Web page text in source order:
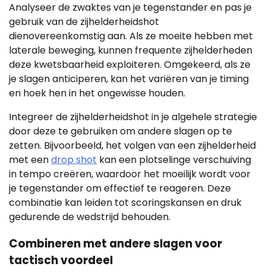
Analyseer de zwaktes van je tegenstander en pas je
gebruik van de zijhelderheidshot
dienovereenkomstig aan. Als ze moeite hebben met
laterale beweging, kunnen frequente zijhelderheden
deze kwetsbaarheid exploiteren. Omgekeerd, als ze
je slagen anticiperen, kan het variëren van je timing
en hoek hen in het ongewisse houden.
Integreer de zijhelderheidshot in je algehele strategie
door deze te gebruiken om andere slagen op te
zetten. Bijvoorbeeld, het volgen van een zijhelderheid
met eendrop shot kan een plotselinge verschuiving
in tempo creëren, waardoor het moeilijk wordt voor
je tegenstander om effectief te reageren. Deze
combinatie kan leiden tot scoringskansen en druk
gedurende de wedstrijd behouden.
Combineren met andere slagen voor
tactisch voordeel